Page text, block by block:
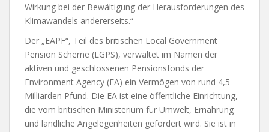
Wirkung bei der Bewältigung der Herausforderungen des
Klimawandels andererseits.“
Der „EAPF“, Teil des britischen Local Government
Pension Scheme (LGPS), verwaltet im Namen der
aktiven und geschlossenen Pensionsfonds der
Environment Agency (EA) ein Vermögen von rund 4,5
Milliarden Pfund. Die EA ist eine öffentliche Einrichtung,
die vom britischen Ministerium für Umwelt, Ernährung
und ländliche Angelegenheiten gefördert wird. Sie ist in